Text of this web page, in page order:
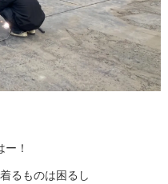
！
るものは困るし